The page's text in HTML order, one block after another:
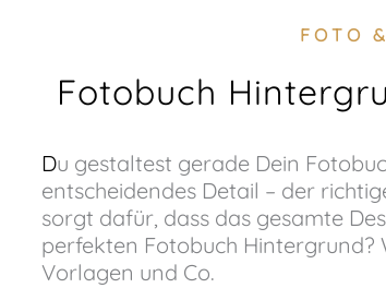
FOTO
Fotobuch
Du gestaltest gerade Dein Fotobuch und findest es irgendwie langweilig? Dann fehlt vielleicht ein
entscheidendes Detail – der
sorgt dafür, dass das gesamte
perfekten Fotobuch Hintergrund?
Vorlagen und Co.